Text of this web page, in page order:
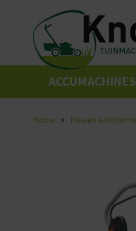
ACCUMACHINES
Home Maaien &